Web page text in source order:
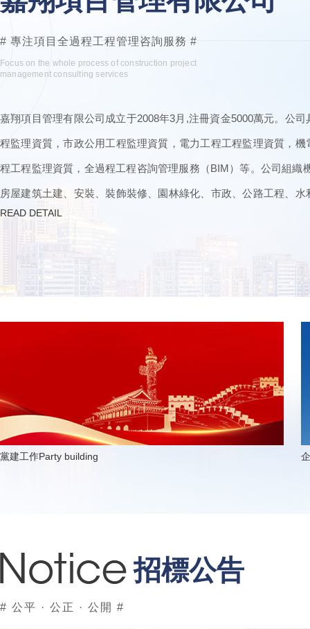
# 專注項目全過程工程管理咨詢服務 #
Focus on the whole process of construction project
management consulting services
嘉翔項目管理有限公司成立于2008年3月,注冊資金5000萬元。公
程監理資質，市政公用工程監理資質，電力工程工程監理資質，
程工程監理資質，全過程工程咨詢管理服務（BIM）等。公司組
房屋建筑土建、安裝、裝飾裝修、園林綠化、市政、公路工程、
師、專業監理工程師為主。工程造價咨詢甲級資質。建設項目建
設項目概預算的編制與審核，并配合設計方案必選、優化設……
READ DETAIL
黨建工作Party building
招標公告
# 公平 · 公正 · 公開 #